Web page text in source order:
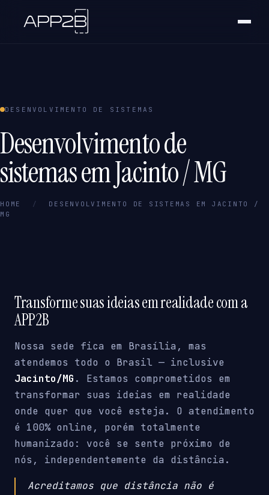
DESENVOLVIMENTO DE SISTEMAS
Desenvolvimento de
sistemas em Jacinto / MG
HOME /
DESENVOLVIMENTO DE SISTEMAS EM JACINTO /
MG
Transforme suas ideias em realidade com a
APP2B
Nossa sede fica em Brasília, mas
atendemos todo o Brasil — inclusive
Jacinto/MG . Estamos comprometidos em
transformar suas ideias em realidade
onde quer que você esteja. O atendimento
é 100% online, porém totalmente
humanizado: você se sente próximo de
nós, independentemente da distância.
Acreditamos que distância não é